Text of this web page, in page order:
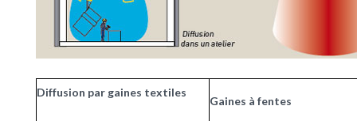
Diffusion par gaines textiles
Gaines à fentes